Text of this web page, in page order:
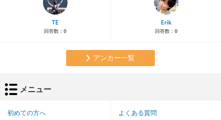
TE
回答数： 0
Erik
回答数： 0
アンカー一覧
メニュー
初めての方へ よくある質問